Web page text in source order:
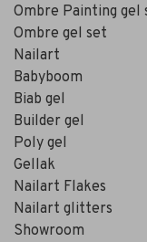
Ombre Painting gel
Ombre gel set
Nailart
Babyboom
Biab gel
Builder gel
Poly gel
Gellak
Nailart Flakes
Nailart glitters
Showroom